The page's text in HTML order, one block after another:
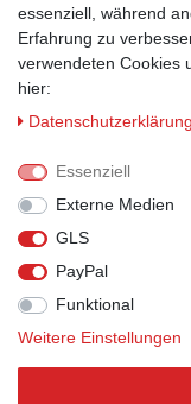
VERSANDPARTNER
essenziell, während
Erfahrung zu
verwendeten Cookies
hier:
Daten­schutz­erklärung
Essenziell
Externe Medien
GLS
PayPal
Funktional
Weitere Einstellungen